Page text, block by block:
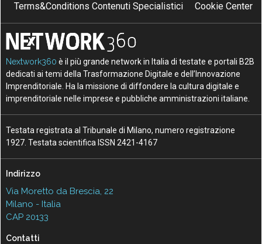
Terms&Conditions Contenuti Specialistici
Cookie Center
Nextwork360 è il più grande network in Italia di testate e portali B2B
dedicati ai temi della Trasformazione Digitale e dell’Innovazione
Imprenditoriale. Ha la missione di diffondere la cultura digitale e
imprenditoriale nelle imprese e pubbliche amministrazioni italiane.
Testata registrata al Tribunale di Milano, numero registrazione
1927. Testata scientifica ISSN 2421-4167
Indirizzo
Via Moretto da Brescia, 22
Milano - Italia
CAP 20133
Contatti